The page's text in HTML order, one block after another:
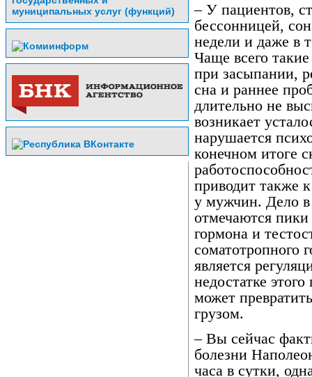
– У пациентов,
бессонницей,
недели и даже в
Чаще всего
при засыпании,
сна и раннее
длительно не
возникает
нарушается
конечном итоге
приводит также
у мужчин. Дело в
отмечаются пики
гормона и
соматотропного
является
недостатке
может
грузом.
– Вы сейчас
болезни
часа в сутки,